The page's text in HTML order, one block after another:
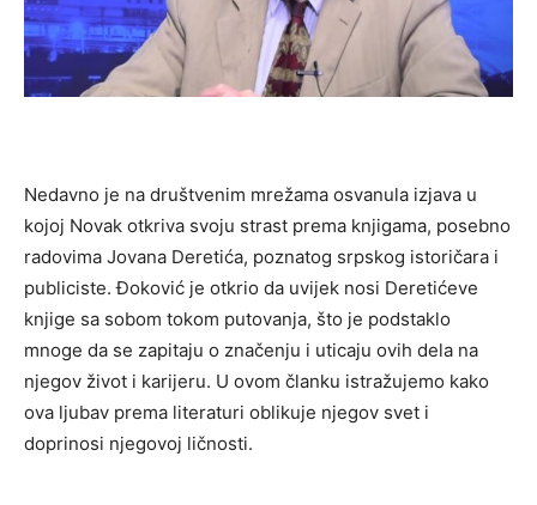
Nedavno je na društvenim mrežama osvanula izjava u
kojoj Novak otkriva svoju strast prema knjigama, posebno
radovima Jovana Deretića, poznatog srpskog istoričara i
publiciste. Đoković je otkrio da uvijek nosi Deretićeve
knjige sa sobom tokom putovanja, što je podstaklo
mnoge da se zapitaju o značenju i uticaju ovih dela na
njegov život i karijeru. U ovom članku istražujemo kako
ova ljubav prema literaturi oblikuje njegov svet i
doprinosi njegovoj ličnosti.